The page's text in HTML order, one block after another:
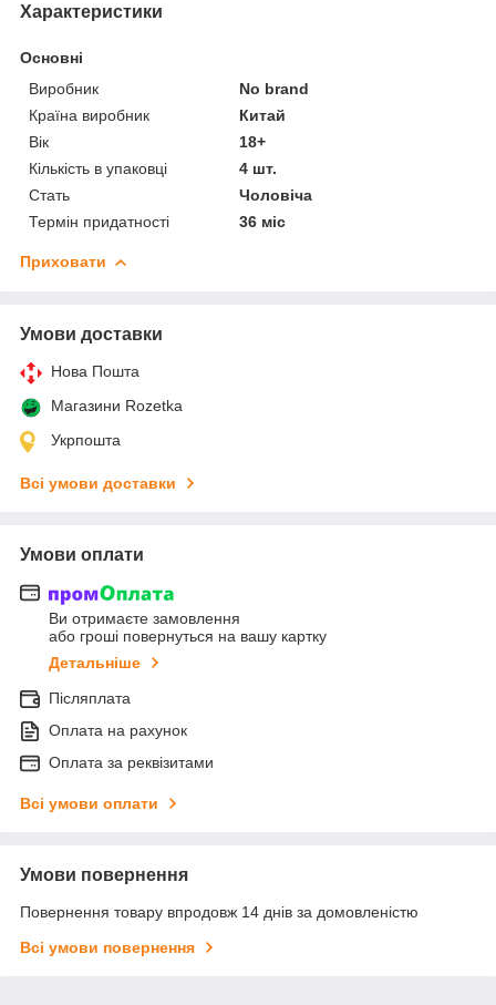
Характеристики
Основні
Виробник
No brand
Країна виробник
Китай
Вік
18+
Кількість в упаковці
4 шт.
Стать
Чоловіча
Термін придатності
36 міс
Приховати
Умови доставки
Нова Пошта
Магазини Rozetka
Укрпошта
Всі умови доставки
Умови оплати
Ви отримаєте замовлення
або гроші повернуться на вашу картку
Детальніше
Післяплата
Оплата на рахунок
Оплата за реквізитами
Всі умови оплати
Умови повернення
Повернення товару впродовж 14 днів за домовленістю
Всі умови повернення